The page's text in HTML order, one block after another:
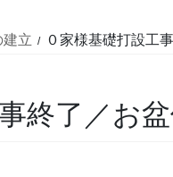
建立 ０家様基礎打設工
終了／お